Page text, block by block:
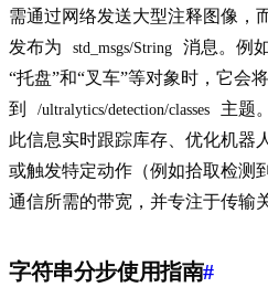
需通过网络发送大型注释图像，
发布为
std_msgs/String
消息。例
“托盘”和“叉车”等对象时，它会
到
/ultralytics/detection/classes
主题
此信息实时跟踪库存、优化机器
或触发特定动作（例如拾取检测
通信所需的带宽，并专注于传输
字符串分步使用指南#